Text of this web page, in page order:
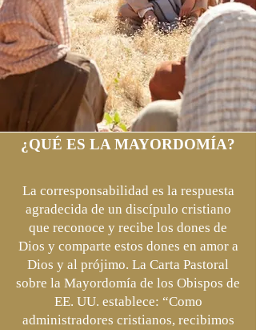
¿QUÉ ES LA MAYORDOMÍA?
La corresponsabilidad es la respuesta
agradecida de un discípulo cristiano
que reconoce y recibe los dones de
Dios y comparte estos dones en amor a
Dios y al prójimo. La Carta Pastoral
sobre la Mayordomía de los Obispos de
EE. UU. establece: “Como
administradores cristianos, recibimos